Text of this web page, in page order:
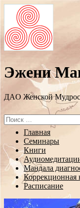
Эжени
ДAO Женской
Search
for:
Перейти
содержанию
Главная
Семинары
Книги
Мандала
Коррекционная
Расписание